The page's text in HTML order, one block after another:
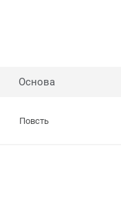
Основа
Повсть